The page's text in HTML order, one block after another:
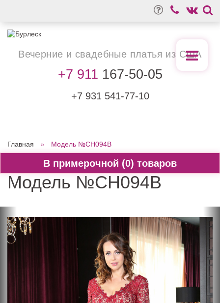
0
Вечерние и свадебные платья из США
+7 911 167-50-05
+7 931 541-77-10
Главная Модель №CH094B
Модель №CH094B